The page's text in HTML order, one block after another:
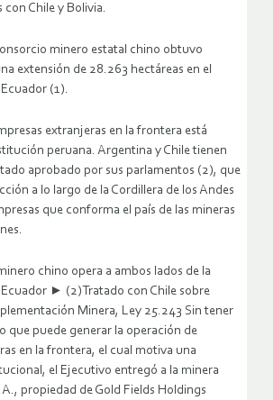
Chile y Bolivia.
minero estatal chino obtuvo
extensión de 28.263 hectáreas en el
(1).
extranjeras en la frontera está
peruana. Argentina y Chile tienen
aprobado por sus parlamentos (2), que
a lo largo de la Cordillera de los Andes
que conforma el país de las mineras
chino opera a ambos lados de la
► (2)Tratado con Chile sobre
Minera, Ley 25.243 Sin tener
que puede generar la operación de
en la frontera, el cual motiva una
el Ejecutivo entregó a la minera
propiedad de Gold Fields Holdings